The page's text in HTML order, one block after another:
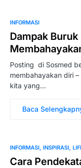
INFORMASI
Dampak
Posting di Sosmed
membahayakan diri
kita yang…
Baca
INFORMASI INSPIRASI
Cara